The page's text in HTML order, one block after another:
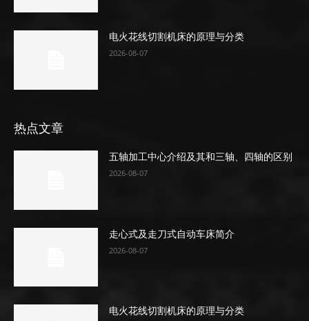
电火花线切割机床的原理与分类
2026-08-07
热点文章
五轴加工中心介绍及其和三轴、四轴的区别
2026-08-07
走心式及走刀式自动车床简介
2026-08-07
电火花线切割机床的原理与分类